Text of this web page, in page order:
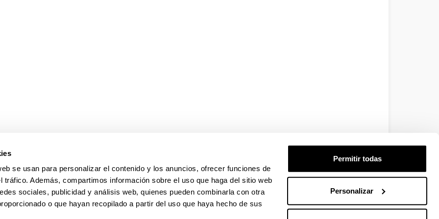
se usan para personalizar el contenido y los anuncios, ofrecer funciones de
tráfico. Además, compartimos información sobre el uso que haga del sitio web
sociales, publicidad y análisis web, quienes pueden combinarla con otra
o que hayan recopilado a partir del uso que haya hecho de sus
Permitir todas
Personalizar